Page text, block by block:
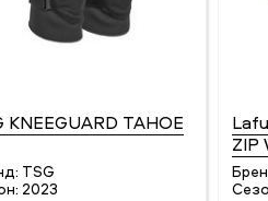
KNEEGUARD TAHOE
TSG
2023
ZIP